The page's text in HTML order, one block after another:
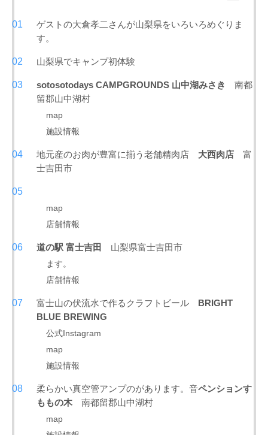
ゲストの大倉孝二さんが山梨県をいろいろめぐりま
す。
山梨県でキャンプ初体験
sotosotodays CAMPGROUNDS 山中湖みさき
南都
留郡山中湖村
map
施設情報
地元産のお肉が豊富に揃う老舗精肉店 大西肉店 富
士吉田市
map
店舗情報
道の駅 富士吉田 山梨県富士吉田市
ます。
店舗情報
富士山の伏流水で作るクラフトビール BRIGHT
BLUE BREWING
公式Instagram
map
施設情報
柔らかい真空管アンプのがあります。音ペンションす
ももの木 南都留郡山中湖村
map